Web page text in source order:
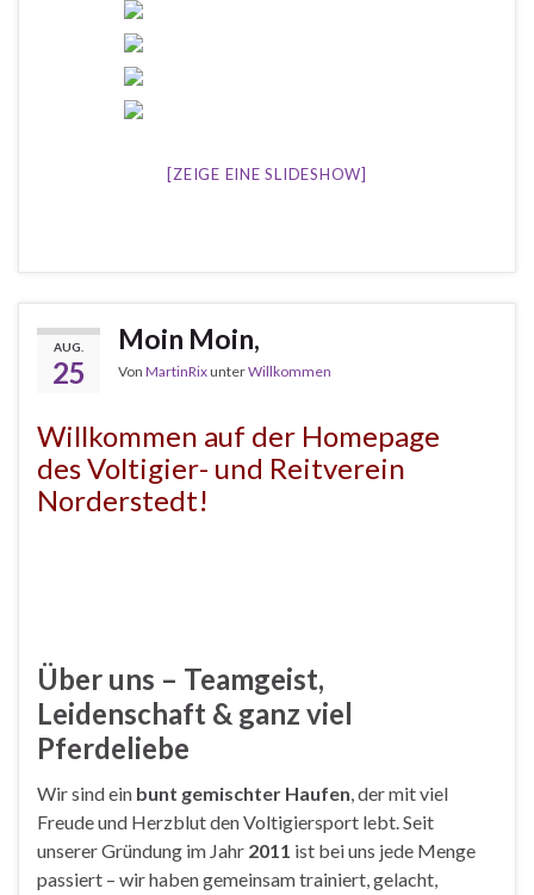
[ZEIGE EINE SLIDESHOW]
AUG.
25
Moin Moin,
Von MartinRixunterWillkommen
Willkommen auf der Homepage
des Voltigier- und Reitverein
Norderstedt!
Über uns – Teamgeist,
Leidenschaft & ganz viel
Pferdeliebe
Wir sind ein bunt gemischter Haufen, der mit viel
Freude und Herzblut den Voltigiersport lebt. Seit
unserer Gründung im Jahr 2011 ist bei uns jede Menge
passiert – wir haben gemeinsam trainiert, gelacht,